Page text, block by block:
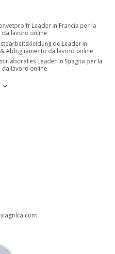
Leader in Francia per la
da lavoro online
Leader in
Abbigliamento da lavoro online
Leader in Spagna per la
da lavoro online